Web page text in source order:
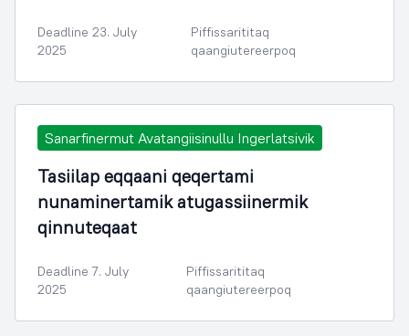
Deadline 23. July
2025
Piffissarititaq
qaangiutereerpoq
Sanarfinermut Avatangiisinullu Ingerlatsivik
Tasiilap eqqaani qeqertami
nunaminertamik atugassiinermik
qinnuteqaat
Deadline 7. July
2025
Piffissarititaq
qaangiutereerpoq